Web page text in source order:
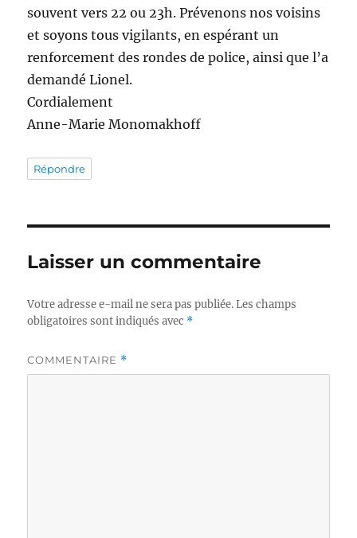
souvent vers 22 ou 23h. Prévenons nos voisins
et soyons tous vigilants, en espérant un
renforcement des rondes de police, ainsi que l’a
demandé Lionel.
Cordialement
Anne-Marie Monomakhoff
Répondre
Laisser un commentaire
Votre adresse e-mail ne sera pas publiée. Les champs
obligatoires sont indiqués avec *
COMMENTAIRE *